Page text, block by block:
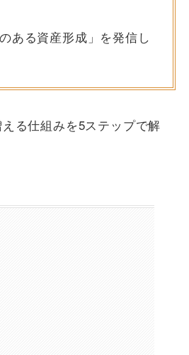
ある資産形成」を発信し
る仕組みを5ステップで解